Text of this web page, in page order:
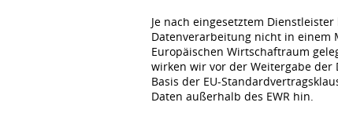
Je nach eingesetztem
Datenverarbeitung nicht in einem
Europäischen Wirtschaftraum
wirken wir vor der Weitergabe
Basis der EU-
Daten außerhalb des EWR hin.